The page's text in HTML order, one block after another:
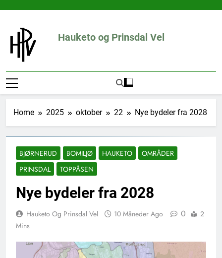
content
Hauketo og Prinsdal Vel
Home 2025 oktober 22 Nye bydeler fra 2028
BJØRNERUD BOMILJØ HAUKETO
OMRÅDER
PRINSDAL
TOPPÅSEN
Nye bydeler fra 2028
Hauketo Og Prinsdal Vel 10 Måneder Ago 0
2
Mins